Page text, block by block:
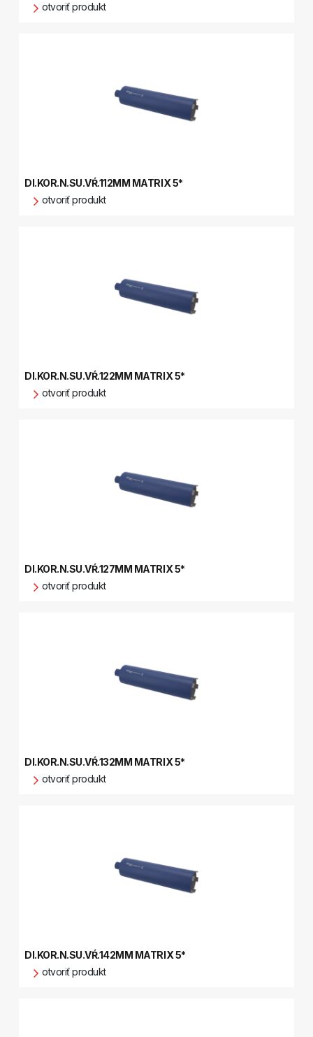
otvoriť produkt
DI.KOR.N.SU.VŔ.112MM MATRIX 5*
otvoriť produkt
DI.KOR.N.SU.VŔ.122MM MATRIX 5*
otvoriť produkt
DI.KOR.N.SU.VŔ.127MM MATRIX 5*
otvoriť produkt
DI.KOR.N.SU.VŔ.132MM MATRIX 5*
otvoriť produkt
DI.KOR.N.SU.VŔ.142MM MATRIX 5*
otvoriť produkt